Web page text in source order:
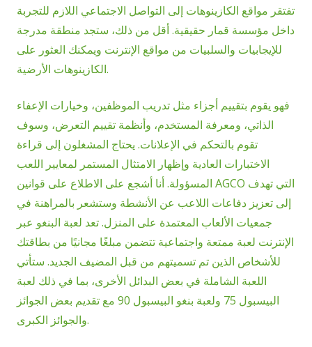
تفتقر مواقع الكازينوهات إلى التواصل الاجتماعي اللازم للتجربة
داخل مؤسسة قمار حقيقية. أقل من ذلك، ستجد منطقة مدرجة
للإيجابيات والسلبيات من مواقع الإنترنت ويمكنك العثور على
الكازينوهات الأرضية.
فهو يقوم بتقييم أجزاء مثل تدريب الموظفين، وخيارات الإعفاء
الذاتي، ومعرفة المستخدم، وأنظمة تقييم التعرض، وسوف
تقوم بالتحكم في الإعلانات. يحتاج المشغلون إلى قراءة
الاختبارات العادية وإظهار الامتثال المستمر لمعايير اللعب
المسؤولة. أنا أشجع على الاطلاع على قوانين AGCO التي تهدف
إلى تعزيز دفاعات اللاعب عن الأنشطة وستشعر بالمراهنة في
جمعيات الألعاب المعتمدة على المنزل. تعد لعبة البنغو عبر
الإنترنت لعبة ممتعة واجتماعية تتضمن مبلغًا مجانيًا من بطاقتك
للأشخاص الذين تم تسميتهم من قبل المضيف الجديد. ستأتي
اللعبة الشاملة في بعض البدائل الأخرى، بما في ذلك لعبة
البيسبول 75 ولعبة بنغو البيسبول 90 مع تقديم بعض الجوائز
والجوائز الكبرى.